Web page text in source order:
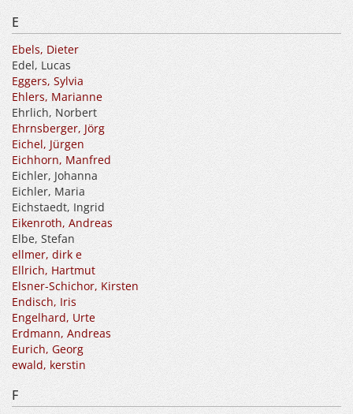
E
Ebels, Dieter
Edel, Lucas
Eggers, Sylvia
Ehlers, Marianne
Ehrlich, Norbert
Ehrnsberger, Jörg
Eichel, Jürgen
Eichhorn, Manfred
Eichler, Johanna
Eichler, Maria
Eichstaedt, Ingrid
Eikenroth, Andreas
Elbe, Stefan
ellmer, dirk e
Ellrich, Hartmut
Elsner-Schichor, Kirsten
Endisch, Iris
Engelhard, Urte
Erdmann, Andreas
Eurich, Georg
ewald, kerstin
F